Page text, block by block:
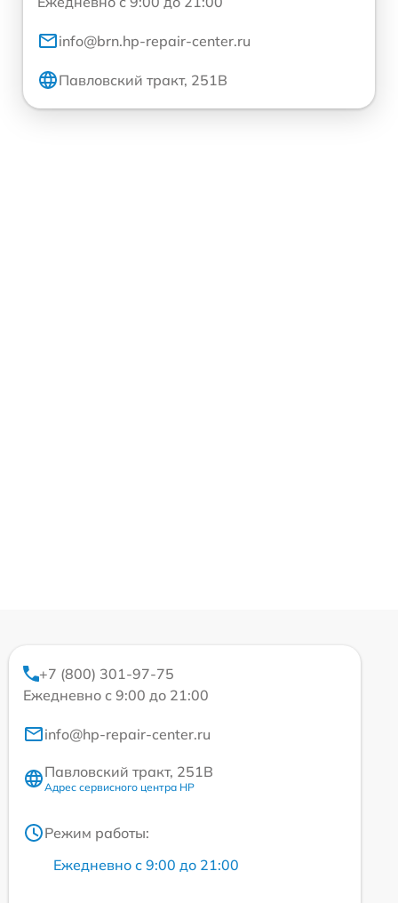
info@brn.hp-repair-center.ru
Павловский тракт, 251В
+7 (800) 301-97-75
Ежедневно с 9:00 до 21:00
info@hp-repair-center.ru
Павловский тракт, 251В
Адрес сервисного центра HP
Режим работы:
Ежедневно с 9:00 до 21:00